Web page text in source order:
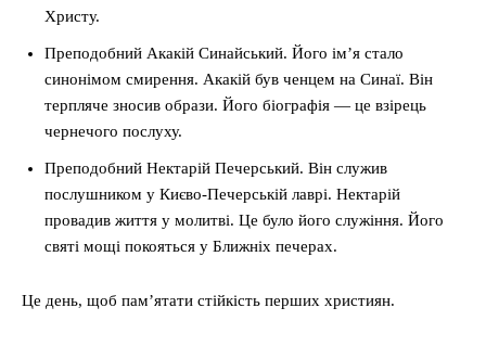
Христу.
Преподобний Акакій Синайський. Його ім’я стало
синонімом смирення. Акакій був ченцем на Синаї. Він
терпляче зносив образи. Його біографія — це взірець
чернечого послуху.
Преподобний Нектарій Печерський. Він служив
послушником у Києво-Печерській лаврі. Нектарій
провадив життя у молитві. Це було його служіння. Його
святі мощі покояться у Ближніх печерах.
Це день, щоб пам’ятати стійкість перших християн.